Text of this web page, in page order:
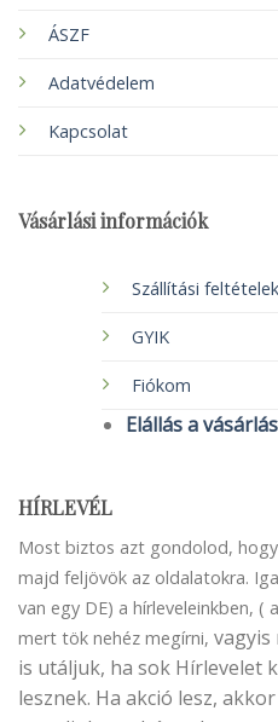
ÁSZF
Adatvédelem
Kapcsolat
Vásárlási információk
Szállítási feltételek
GYIK
Fiókom
Elállás a
HÍRLEVÉL
Most biztos azt gondolod,
majd feljövök az oldalatokra.
van egy DE) a hírleveleinkben, (
mert tök nehéz megírni, vagyis
is utáljuk, ha sok Hírlevelet
lesznek. Ha akció lesz,